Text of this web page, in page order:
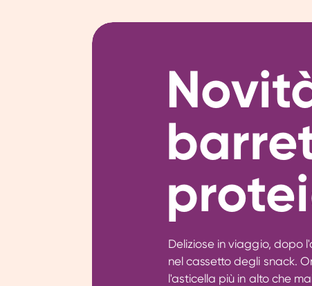
Deliziose in viaggio, dopo
nel cassetto degli snack.
l'asticella più in alto che